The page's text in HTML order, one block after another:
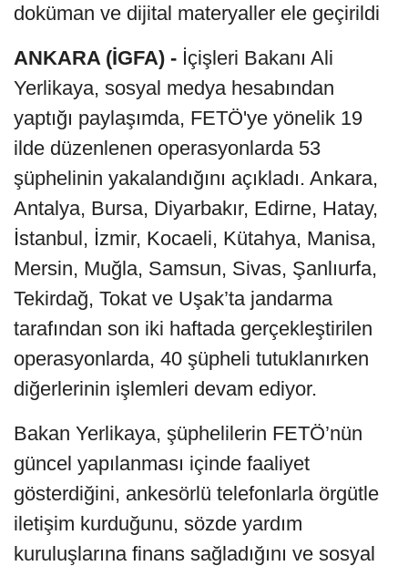
doküman ve dijital materyaller ele geçirildi
ANKARA (İGFA) - İçişleri Bakanı Ali
Yerlikaya, sosyal medya hesabından
yaptığı paylaşımda, FETÖ'ye yönelik 19
ilde düzenlenen operasyonlarda 53
şüphelinin yakalandığını açıkladı. Ankara,
Antalya, Bursa, Diyarbakır, Edirne, Hatay,
İstanbul, İzmir, Kocaeli, Kütahya, Manisa,
Mersin, Muğla, Samsun, Sivas, Şanlıurfa,
Tekirdağ, Tokat ve Uşak’ta jandarma
tarafından son iki haftada gerçekleştirilen
operasyonlarda, 40 şüpheli tutuklanırken
diğerlerinin işlemleri devam ediyor.
Bakan Yerlikaya, şüphelilerin FETÖ’nün
güncel yapılanması içinde faaliyet
gösterdiğini, ankesörlü telefonlarla örgütle
iletişim kurduğunu, sözde yardım
kuruluşlarına finans sağladığını ve sosyal